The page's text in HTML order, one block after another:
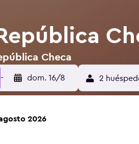
Checa
- dom. 16/8 2
2026